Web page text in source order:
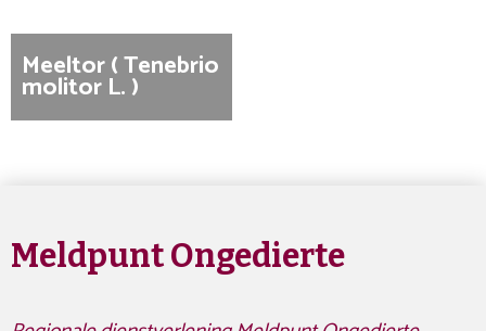
Meeltor ( Tenebrio
molitor L. )
Meldpunt Ongedierte